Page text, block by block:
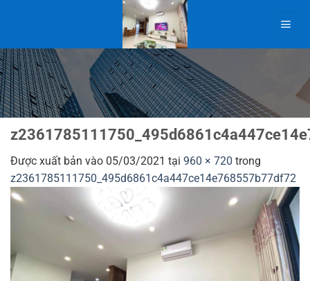
dung
Được xuất bản vào 05/03/2021 tại 960 × 720 trong
z2361785111750_495d6861c4a447ce14e768557b77df72